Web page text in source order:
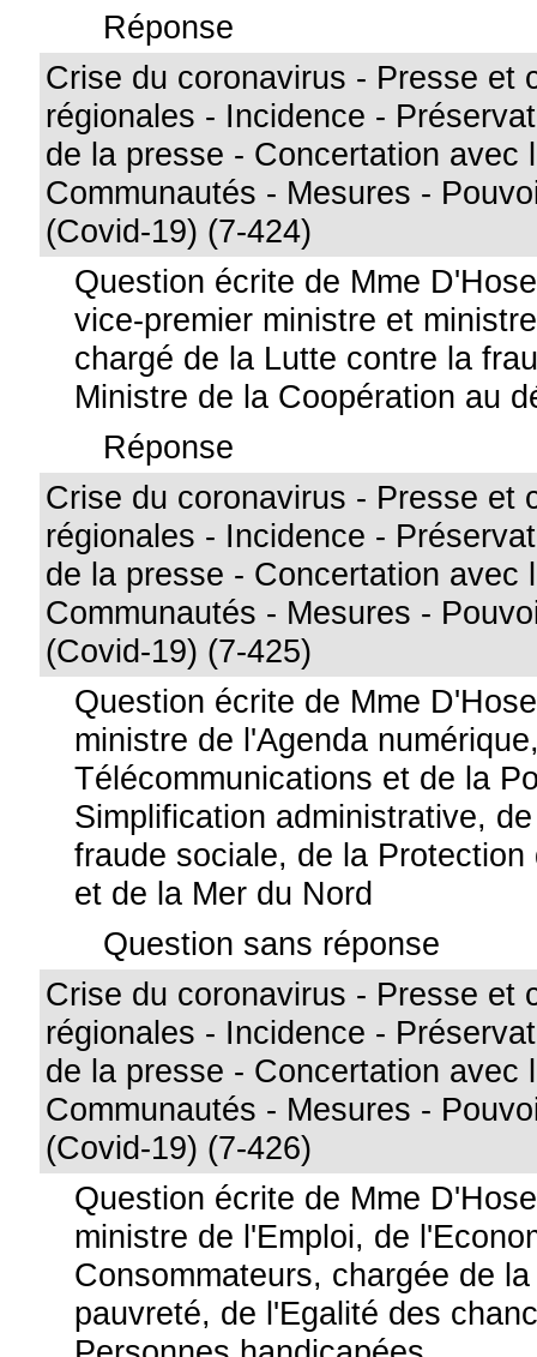
Réponse
Crise du coronavirus - Presse et
régionales - Incidence -
de la presse - Concertation avec
Communautés - Mesures -
(Covid-19) (7-424)
Question écrite de Mme
vice-premier ministre et
chargé de la Lutte contre la
Ministre de la Coopération au
Réponse
Crise du coronavirus - Presse et
régionales - Incidence -
de la presse - Concertation avec
Communautés - Mesures -
(Covid-19) (7-425)
Question écrite de Mme
ministre de l'Agenda
Télécommunications et de la
Simplification administrative,
fraude sociale, de la
et de la Mer du Nord
Question sans réponse
Crise du coronavirus - Presse et
régionales - Incidence -
de la presse - Concertation avec
Communautés - Mesures -
(Covid-19) (7-426)
Question écrite de Mme
ministre de l'Emploi, de
Consommateurs, chargée de
pauvreté, de l'Egalité des